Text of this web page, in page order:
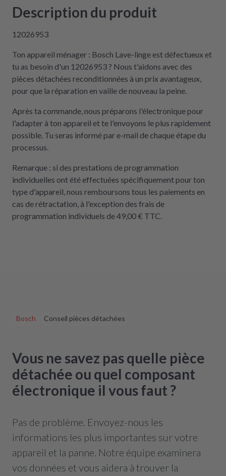
Description du produit
12026953
Ton appareil ménager : Bosch Lave-linge est défectueux et
tu as besoin d'un 12026953 ? Nous t'aidons avec des
pièces détachées reconditionnées à un prix avantageux,
pour que la réparation en vaille de nouveau la peine.
Après ta commande, nous préparons l'électronique pour
l'adapter à ton appareil et te l'envoyons le plus rapidement
possible. Tu seras informé par e-mail de chaque étape du
processus.
Remarque : si des prestations de programmation
individuelles ont été effectuées spécifiquement pour ton
type d'appareil, nous remboursons tous les paiements en
cas de rétractation, à l'exception des frais de
programmation individuels de 49,00 € TTC.
Bosch Conseil pièces détachées
Vous ne savez pas quelle pièce
détachée ou quel composant
électronique il vous faut ?
Pas de problème. Envoyez-nous les
informations les plus importantes sur votre
appareil et la panne. Notre équipe examinera
vos données et vous aidera à trouver la